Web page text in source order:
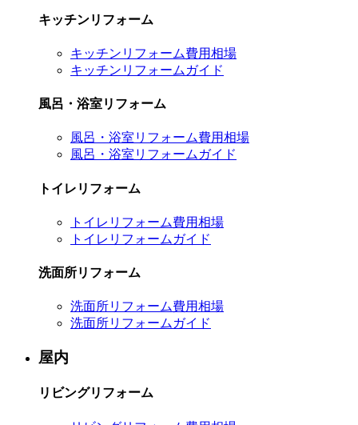
キッチンリフォーム
キッチンリフォーム費用相場
キッチンリフォームガイド
風呂・浴室リフォーム
風呂・浴室リフォーム費用相場
風呂・浴室リフォームガイド
トイレリフォーム
トイレリフォーム費用相場
トイレリフォームガイド
洗面所リフォーム
洗面所リフォーム費用相場
洗面所リフォームガイド
屋内
リビングリフォーム